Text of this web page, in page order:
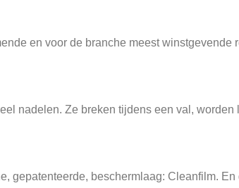
en voor de branche meest
nadelen. Ze breken tijdens een val,
gepatenteerde, beschermlaag: Cleanfilm.